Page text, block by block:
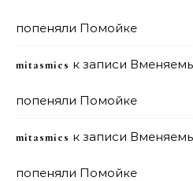
попеняли Помойке
mitasmies к записи
попеняли Помойке
mitasmies к записи
попеняли Помойке